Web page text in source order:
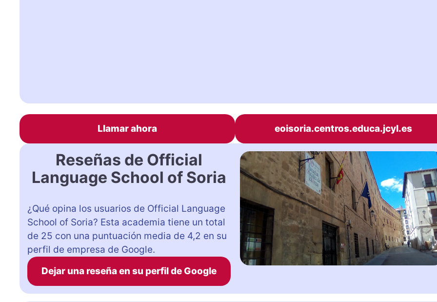
Llamar ahora eoisoria.centros.educa.jcyl.es
Reseñas de Official
Language School of Soria
¿Qué opina los usuarios de Official Language
School of Soria? Esta academia tiene un total
de 25 con una puntuación media de 4,2 en su
perfil de empresa de Google.
Dejar una reseña en su perfil de Google